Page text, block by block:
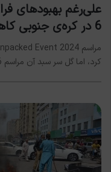
6 در کره‌ی جنوبی کاهش یافته است
کرد، اما گل سر سبد آن مراسم Galaxy Z Fold 6…